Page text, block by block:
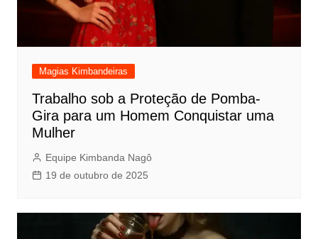
Magias Kimbandeiras
Trabalho sob a Proteção de Pomba-
Gira para um Homem Conquistar uma
Mulher
Equipe Kimbanda Nagô
19 de outubro de 2025